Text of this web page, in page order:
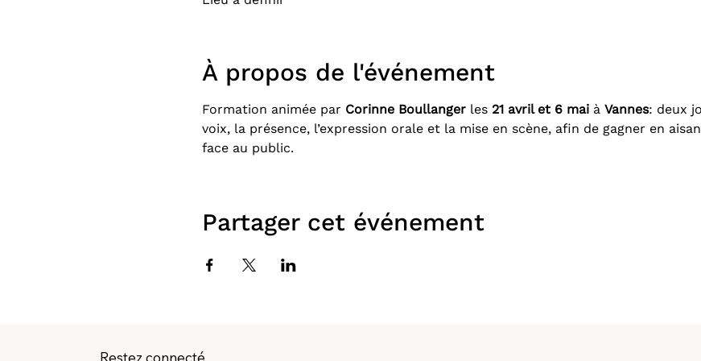
À propos de l'événement
Formation animée par Corinne Boullanger les 21 avril et 6 mai à Vannes: deux
voix, la présence, l’expression orale et la mise en scène, afin de gagner en
face au public.
Partager cet événement
Restez connecté